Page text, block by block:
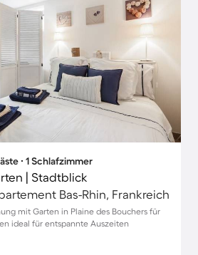
∙ 1 Schlafzimmer
| Stadtblick
Bas-Rhin, Frankreich
mit Garten in Plaine des Bouchers für
ideal für entspannte Auszeiten